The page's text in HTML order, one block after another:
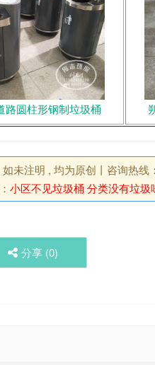
路圆柱形钢制垃圾桶
未注明 , 均为原创丨咨询热线
小区不见垃圾桶 分类没有垃圾
分享 (0)